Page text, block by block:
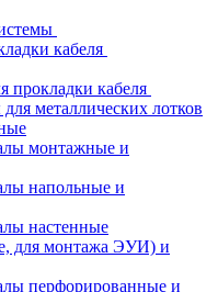
кабеля
прокладки кабеля
металлических лотков
монтажные и
напольные и
настенные
для монтажа ЭУИ) и
перфорированные и